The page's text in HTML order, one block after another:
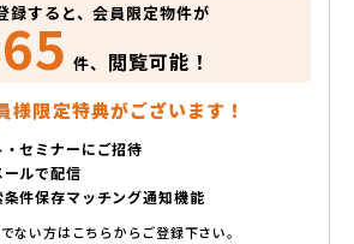
録すると、会員限定物件が
件、 閲覧可能！
様限定特典がございます！
セミナーにご招待
ルで配信
件保存マッチング通知機能
ない方はこちらからご登録下さい。